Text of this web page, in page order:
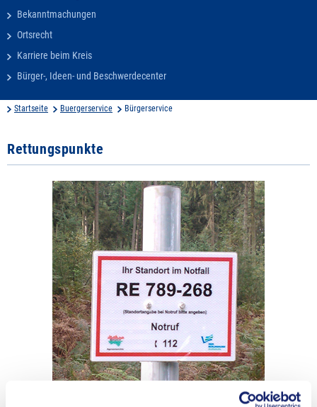
Bekanntmachungen
Ortsrecht
Karriere beim Kreis
Bürger-, Ideen- und Beschwerdecenter
Startseite Buergerservice Bürgerservice
Rettungspunkte